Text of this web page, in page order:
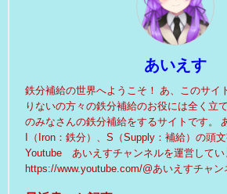
あいえす
鉄分補給の世界へようこそ！ あ、このサイ
りないの方々の鉄分補給のお役には全く立
のみなさんの鉄分補給をするサイトです。
I（Iron：鉄分）、S（Supply：補給）の頭
Youtube あいえすチャンネルを運営してい
https://www.youtube.com/@あいえすチャン